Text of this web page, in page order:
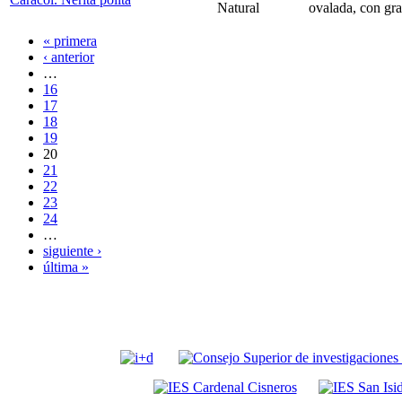
Natural ovalada, con
« primera
‹ anterior
…
16
17
18
19
20
21
22
23
24
…
siguiente ›
última »